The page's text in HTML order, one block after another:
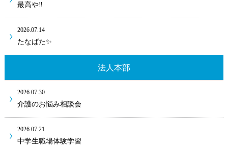
最高や‼
2026.07.14
たなばた✨
法人本部
2026.07.30
介護のお悩み相談会
2026.07.21
中学生職場体験学習